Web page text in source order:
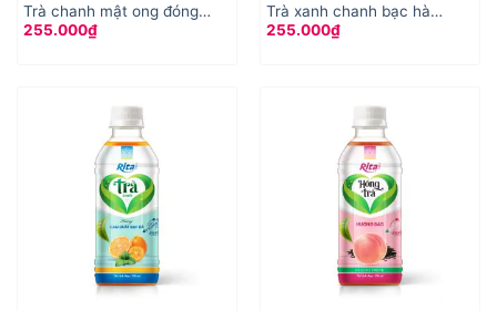
Trà chanh mật ong đóng
chai
255.000₫
Trà xanh chanh bạc hà
350ml
255.000₫